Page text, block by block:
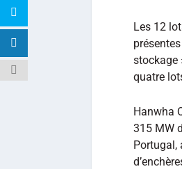
Les 12
stockage
quatre
Hanwha
315 MW
Portugal,